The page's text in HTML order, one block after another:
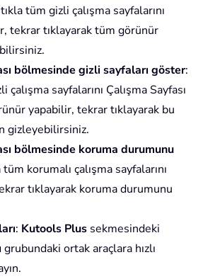
tüm gizli çalışma sayfalarını
tekrar tıklayarak tüm görünür
bölmesinde gizli sayfaları göster:
sayfalarını Çalışma Sayfası
yapabilir, tekrar tıklayarak bu
gizleyebilirsiniz.
bölmesinde koruma durumunu
korumalı çalışma sayfalarını
tıklayarak koruma durumunu
: Kutools Plus sekmesindeki
grubundaki ortak araçlara hızlı